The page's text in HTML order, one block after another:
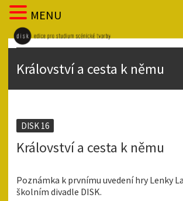
Království a cesta k němu
DISK 16
Království a cesta k němu
Poznámka k prvnímu uvedení hry Lenky
školním divadle DISK.
MENU